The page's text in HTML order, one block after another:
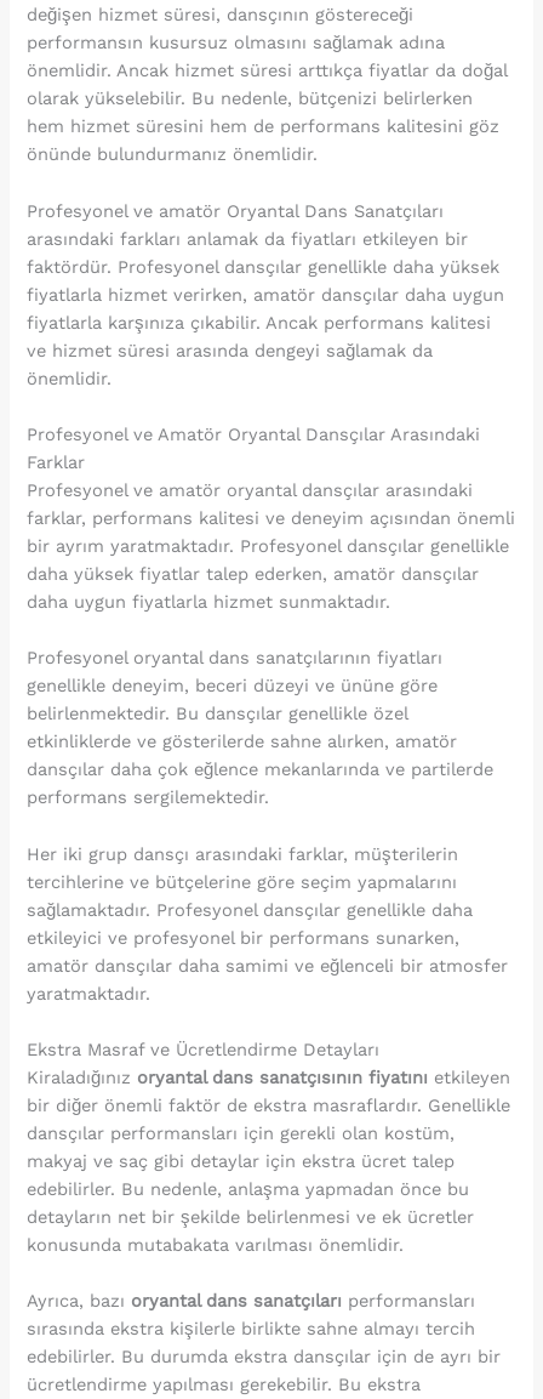
değişen hizmet süresi, dansçının göstereceği
performansın kusursuz olmasını sağlamak adına
önemlidir. Ancak hizmet süresi arttıkça fiyatlar da doğal
olarak yükselebilir. Bu nedenle, bütçenizi belirlerken
hem hizmet süresini hem de performans kalitesini göz
önünde bulundurmanız önemlidir.
Profesyonel ve amatör Oryantal Dans Sanatçıları
arasındaki farkları anlamak da fiyatları etkileyen bir
faktördür. Profesyonel dansçılar genellikle daha yüksek
fiyatlarla hizmet verirken, amatör dansçılar daha uygun
fiyatlarla karşınıza çıkabilir. Ancak performans kalitesi
ve hizmet süresi arasında dengeyi sağlamak da
önemlidir.
Profesyonel ve Amatör Oryantal Dansçılar Arasındaki
Farklar
Profesyonel ve amatör oryantal dansçılar arasındaki
farklar, performans kalitesi ve deneyim açısından önemli
bir ayrım yaratmaktadır. Profesyonel dansçılar genellikle
daha yüksek fiyatlar talep ederken, amatör dansçılar
daha uygun fiyatlarla hizmet sunmaktadır.
Profesyonel oryantal dans sanatçılarının fiyatları
genellikle deneyim, beceri düzeyi ve ününe göre
belirlenmektedir. Bu dansçılar genellikle özel
etkinliklerde ve gösterilerde sahne alırken, amatör
dansçılar daha çok eğlence mekanlarında ve partilerde
performans sergilemektedir.
Her iki grup dansçı arasındaki farklar, müşterilerin
tercihlerine ve bütçelerine göre seçim yapmalarını
sağlamaktadır. Profesyonel dansçılar genellikle daha
etkileyici ve profesyonel bir performans sunarken,
amatör dansçılar daha samimi ve eğlenceli bir atmosfer
yaratmaktadır.
Ekstra Masraf ve Ücretlendirme Detayları
Kiraladığınız oryantal dans sanatçısının fiyatını etkileyen
bir diğer önemli faktör de ekstra masraflardır. Genellikle
dansçılar performansları için gerekli olan kostüm,
makyaj ve saç gibi detaylar için ekstra ücret talep
edebilirler. Bu nedenle, anlaşma yapmadan önce bu
detayların net bir şekilde belirlenmesi ve ek ücretler
konusunda mutabakata varılması önemlidir.
Ayrıca, bazı oryantal dans sanatçıları performansları
sırasında ekstra kişilerle birlikte sahne almayı tercih
edebilirler. Bu durumda ekstra dansçılar için de ayrı bir
ücretlendirme yapılması gerekebilir. Bu ekstra